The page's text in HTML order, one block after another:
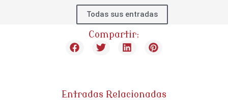
Todas sus entradas
Compartir:
Entradas Relacionadas